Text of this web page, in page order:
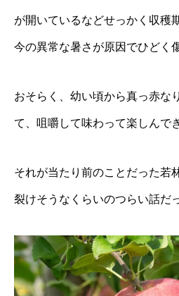
が開いているなどせっかく収
今の異常な暑さが原因でひどく
おそらく、幼い頃から真っ赤な
て、咀嚼して味わって楽しんで
それが当たり前のことだった若
裂けそうなくらいのつらい話だ